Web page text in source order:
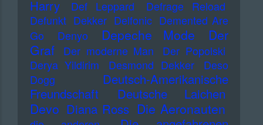
Harry
Def Leppard
Defrage Reload
Defunkt Dekker Delfonic Demented Are
Go
Denyo Depeche Mode
Der
Graf
Der moderne Man
Der Popolski
Derya Yildirim
Desmond Dekker
Deso
Dogg
Deutsch-Amerikanische
Freundschaft
Deutsche Laichen
Devo Diana Ross Die Aeronauten